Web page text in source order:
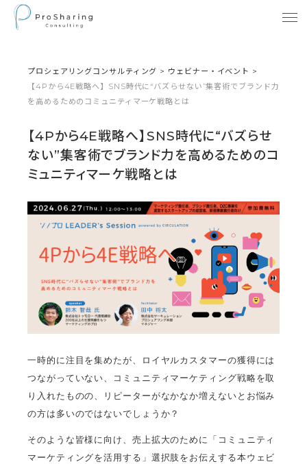
プロシェアリングコンサルティング > ウェビナー・イベント >
【4Pから4E戦略へ】SNS時代に“バズらせない”集客術でブランド力
を高めるためのコミュニティマーケ戦略とは
【4Pから4E戦略へ】SNS時代に“バズらせ
ない”集客術でブランド力を高めるためのコ
ミュニティマーケ戦略とは
一時的に注目を集めたが、ロイヤルカスタマーの獲得には
つながっていない、コミュニティマーケティング戦略を取
り入れたものの、リピーターがなかなか増えないとお悩み
の方は多いのではないでしょうか？
そのような皆様に向け、売上拡大のために「コミュニティ
マーケティングを活用する」選択肢をお伝えする本ウェビ